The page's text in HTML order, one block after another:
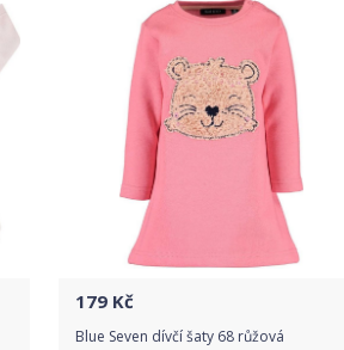
Detail produktu
179 Kč
Blue Seven dívčí šaty 68 růžová